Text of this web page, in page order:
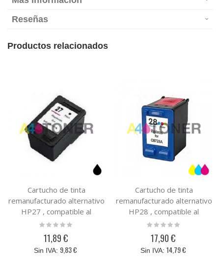
Reseñas
Productos relacionados
Cartucho de tinta
remanufacturado alternativo
HP27 , compatible al
cartucho original HP
C8727AE ( Nº 27 )
Rating:
11,89 €
9,83 €
Cartucho de tinta
remanufacturado alternativo
HP28 , compatible al
cartucho original HP
C8728AE ( nº 28 )
Rating:
17,90 €
14,79 €